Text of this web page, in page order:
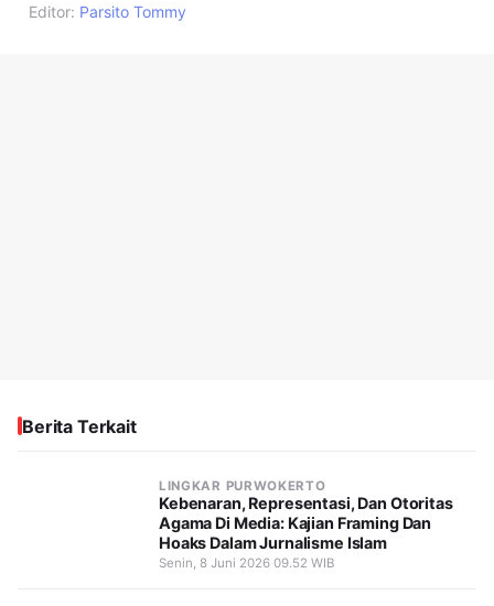
Editor: Parsito Tommy
Berita Terkait
LINGKAR PURWOKERTO
Kebenaran, Representasi, Dan Otoritas
Agama Di Media: Kajian Framing Dan
Hoaks Dalam Jurnalisme Islam
Senin, 8 Juni 2026 09.52 WIB